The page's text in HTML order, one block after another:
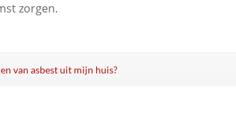
zorgen.
van asbest uit mijn huis?